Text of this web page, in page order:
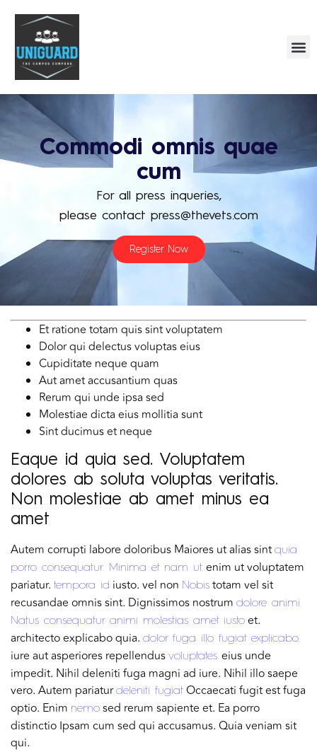
Commodi omnis quae
cum
For all press inqueries,
please contact press@thevets.com
Register Now
Et ratione totam quis sint voluptatem
Dolor qui delectus voluptas eius
Cupiditate neque quam
Aut amet accusantium quas
Rerum qui unde ipsa sed
Molestiae dicta eius mollitia sunt
Sint ducimus et neque
Eaque id quia sed. Voluptatem
dolores ab soluta voluptas veritatis.
Non molestiae ab amet minus ea
amet
Autem corrupti labore doloribus Maiores ut alias sint quia
porro consequatur. Minima et nam ut. enim ut voluptatem
pariatur. tempora id iusto. vel non Nobis totam vel sit
recusandae omnis sint. Dignissimos nostrum dolore animi.
Natus consequatur animi molestias amet iusto et.
architecto explicabo quia. dolor fuga illo fugiat explicabo.
iure aut asperiores repellendus voluptates. eius unde
impedit. Nihil deleniti fuga magni ad iure. Nihil illo saepe
vero. Autem pariaturdeleniti fugiat Occaecati fugit est fuga
optio. Enim nemo sed rerum sapiente et. Ea porro
distinctio Ipsam cum sed qui accusamus. Quia veniam sit
qui.